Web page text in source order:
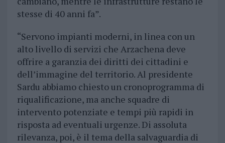
stesse di 40 anni fa”.
“Servono impianti moderni, in linea con un
alto livello di servizi che Arzachena deve
offrire a garanzia dei diritti dei cittadini e
dell’immagine del territorio. Al presidente
Sardu abbiamo chiesto un cronoprogramma di
riqualificazione, ma anche squadre di
intervento potenziate e tempi più rapidi in
risposta ad eventuali urgenze. Di assoluta
rilevanza, poi, è il tema della salvaguardia di